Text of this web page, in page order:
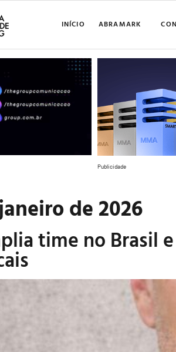
INÍCIO ABRAMARK
Publicidade
de 2026
time no Brasil